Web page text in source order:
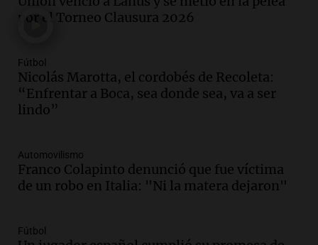
La Cadena del Gol
Episodios
en ludopatía: “Tener el casino en la
mano es muy peligroso”
La Argentina, hoy
Episodios
sobre los parques educativos
Amamos Argentina
Episodios
traerá más lluvias y eventos extremos
por el Torneo Clausura 2026
Fútbol
Nicolás Marotta, el cordobés de Recoleta:
“Enfrentar a Boca, sea donde sea, va a ser
lindo”
Automovilismo
Franco Colapinto denunció que fue víctima
de un robo en Italia: "Ni la matera dejaron"
Fútbol